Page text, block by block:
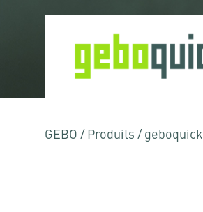
GEBO / Produits / geboquick